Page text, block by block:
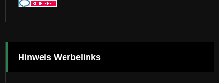
Hinweis Werbelinks